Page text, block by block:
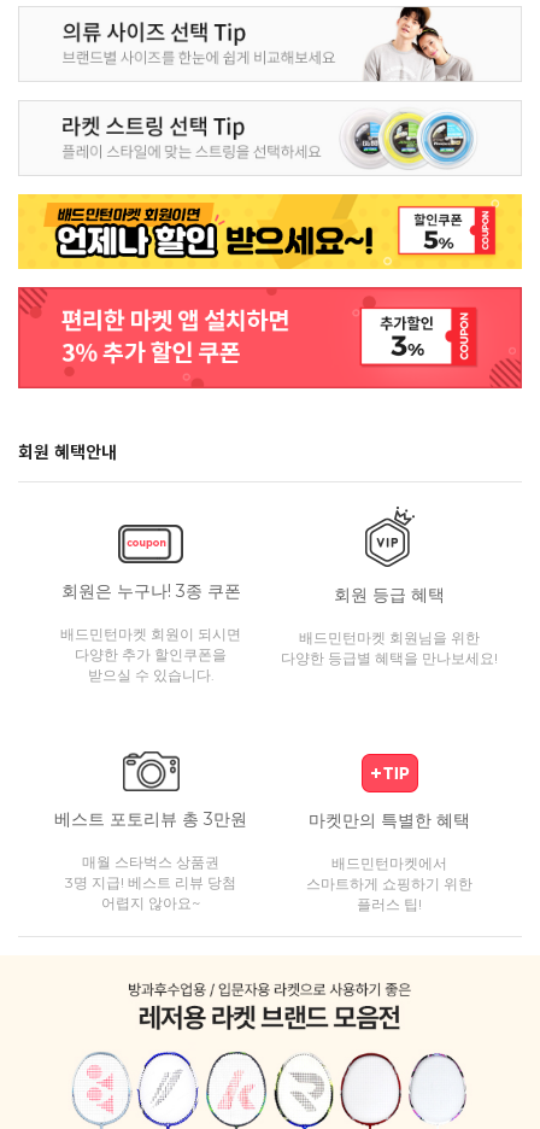
회원 혜택안내
회원은 누구나! 3종 쿠폰
배드민턴마켓 회원이 되시면
다양한 추가 할인쿠폰을
받으실 수 있습니다.
회원 등급 혜택
배드민턴마켓 회원님을 위한
다양한 등급별 혜택을 만나보세요!
베스트 포토리뷰 총 3만원
매월 스타벅스 상품권
3명 지급! 베스트 리뷰 당첨
어렵지 않아요~
마켓만의 특별한 혜택
배드민턴마켓에서
스마트하게 쇼핑하기 위한
플러스 팁!